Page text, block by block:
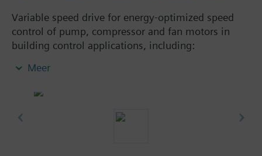
Variable speed drive for energy-optimized speed
control of pump, compressor and fan motors in
building control applications, including:
with screening plate without panel. Available
Aanvullende informatie
Meer